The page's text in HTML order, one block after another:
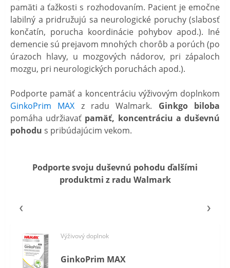
pamäti a ťažkosti s rozhodovaním. Pacient je emočne
labilný a pridružujú sa neurologické poruchy (slabosť
končatín, porucha koordinácie pohybov apod.). Iné
demencie sú prejavom mnohých chorôb a porúch (po
úrazoch hlavy, u mozgových nádorov, pri zápaloch
mozgu, pri neurologických poruchách apod.).
Podporte pamäť a koncentráciu výživovým doplnkom
GinkoPrim MAX z radu Walmark. Ginkgo biloba
pomáha udržiavať pamäť, koncentráciu a duševnú
pohodu s pribúdajúcim vekom.
Podporte svoju duševnú pohodu ďalšími
produktmi z radu Walmark
Výživový doplnok
GinkoPrim MAX